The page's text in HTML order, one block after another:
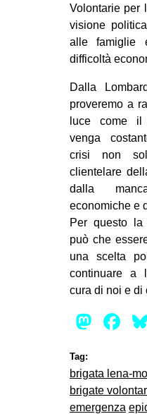
Volontarie per
visione
alle famiglie
difficoltà
Dalla
proveremo a
luce come
venga
crisi non
clientelare
dalla
economiche e
Per questo la
può che
una scelta
continuare a
cura di noi e di
Tag:
brigata lena-
brigate
emergenza